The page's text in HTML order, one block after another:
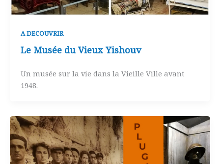
A DECOUVRIR
Le Musée du Vieux Yishouv
Un musée sur la vie dans la Vieille Ville avant
1948.